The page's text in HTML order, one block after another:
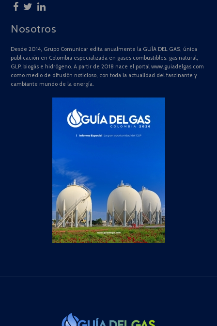
Nosotros
Desde 2014, Grupo Comunicar edita anualmente la GUÍA DEL GAS, única
publicación en Colombia especializada en gases combustibles: gas natural,
GLP, biogás e hidrógeno. A partir de 2018 nace el portal www.guiadelgas.com
como medio de difusión noticioso, con toda la actualidad del fascinante y
cambiante mundo de la energía.